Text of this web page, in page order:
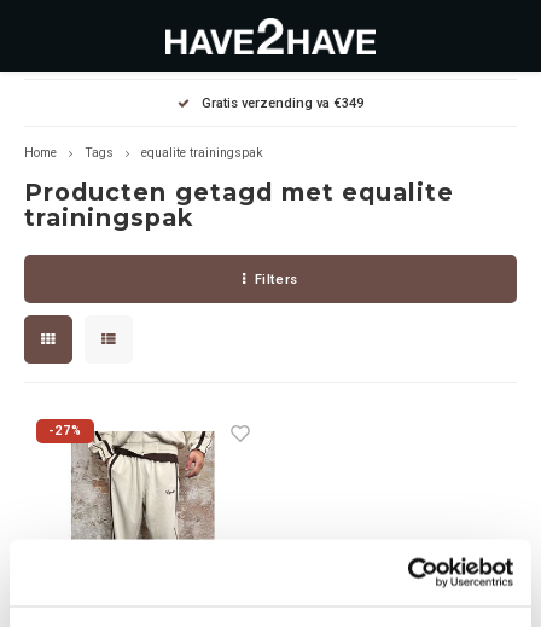
Hoofdmenu / dames
Jassen Diverse
Winterjassen
Jeans
T-shirts
Accessoires
Hoofdmenu / heren
Hoodies
Sweaters
Jeans
Joggers
Pullovers
Hoofdmenu / outlet deals
Diverse
Heren
Dames
Gratis verzending va €349
Home Tags equalite trainingspak
Producten getagd met equalite
trainingspak
Filters
-27%